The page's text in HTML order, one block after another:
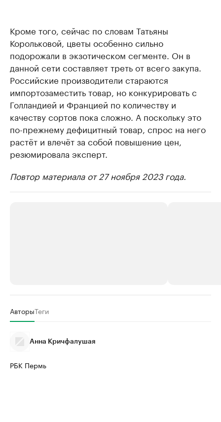
Кроме того, сейчас по словам Татьяны
Корольковой, цветы особенно сильно
подорожали в экзотическом сегменте. Он в
данной сети составляет треть от всего закупа.
Российские производители стараются
импортозаместить товар, но конкурировать с
Голландией и Францией по количеству и
качеству сортов пока сложно. А поскольку это
по-прежнему дефицитный товар, спрос на него
растёт и влечёт за собой повышение цен,
резюмировала эксперт.
Повтор материала от 27 ноября 2023 года.
Крупнейшие производители и
Ознакомьтесь с информацией в каталоге
АвторыТеги
Анна Кричфалушая
РБК Пермь